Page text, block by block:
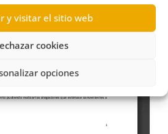
y visitar el sitio web
cookies
opciones